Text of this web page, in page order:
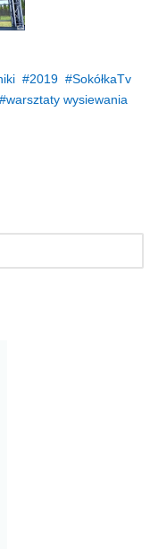
2019
SokółkaTv
warsztaty wysiewania